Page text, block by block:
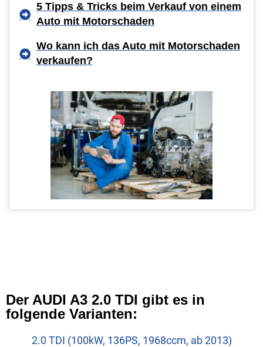
5 Tipps & Tricks beim Verkauf von einem
Auto mit Motorschaden
Wo kann ich das Auto mit Motorschaden
verkaufen?
Der AUDI A3 2.0 TDI gibt es in
folgende Varianten:
2.0 TDI (100kW, 136PS, 1968ccm, ab 2013)